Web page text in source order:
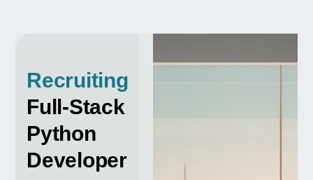
Recruiting
Full-Stack
Python
Developer